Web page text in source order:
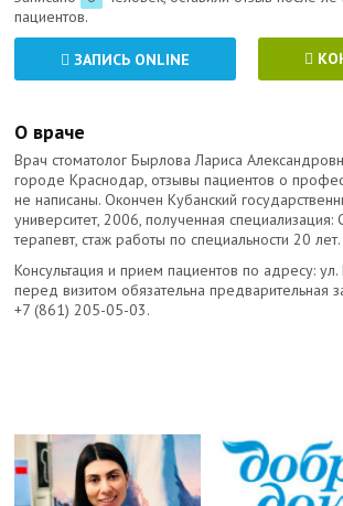
пациентов.
ЗАПИСЬ ONLINE
О враче
Врач стоматолог Бырлова Лариса
городе Краснодар, отзывы пациентов о
не написаны. Окончен Кубанский
университет, 2006, полученная специализация:
терапевт, стаж работы по специальности 20 лет.
Консультация и прием пациентов по адресу:
перед визитом обязательна предварительная
+7 (861) 205-05-03.